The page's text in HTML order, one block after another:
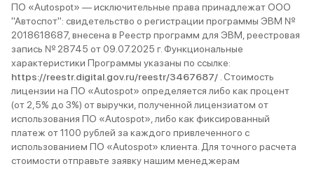
ПО «Autospot» — исключительные права принадлежат ООО
"Автоспот": свидетельство о регистрации программы ЭВМ №
2018618687, внесена в Реестр программ для ЭВМ, реестровая
запись № 28745 от 09.07.2025 г. Функциональные
характеристики Программы указаны по ссылке:
https://reestr.digital.gov.ru/reestr/3467687/ . Стоимость
лицензии на ПО «Autospot» определяется либо как процент
(от 2,5% до 3%) от выручки, полученной лицензиатом от
использования ПО «Autospot», либо как фиксированный
платеж от 1100 рублей за каждого привлеченного с
использованием ПО «Autospot» клиента. Для точного расчета
стоимости отправьте заявку нашим менеджерам